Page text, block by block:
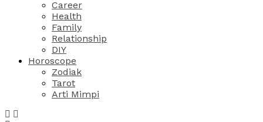
Career
Health
Family
Relationship
DIY
Horoscope
Zodiak
Tarot
Arti Mimpi